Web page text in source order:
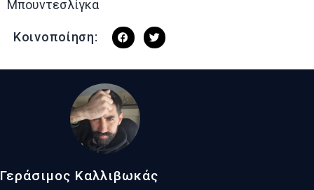
Μπουντεσλίγκα
Κοινοποίηση:
Γεράσιμος Καλλιβωκάς